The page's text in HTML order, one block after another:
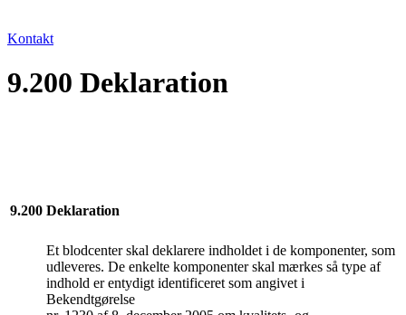
Kontakt
9.200 Deklaration
9.200 Deklaration
Et blodcenter skal deklarere indholdet i de komponenter, som
udleveres. De enkelte komponenter skal mærkes så type af
indhold er entydigt identificeret som angivet i
Bekendtgørelse